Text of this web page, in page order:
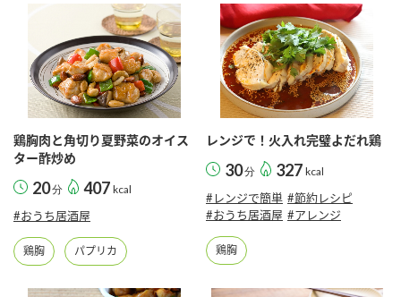
鶏胸肉と角切り夏野菜のオイス
ター酢炒め
20分 407 kcal
#おうち居酒屋
鶏胸 パプリカ
レンジで！火入れ完璧よだれ鶏
30分 327 kcal
#レンジで簡単 #節約レシピ
#おうち居酒屋 #アレンジ
鶏胸